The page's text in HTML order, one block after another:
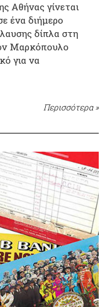
Αθήνας γίνεται
ένα διήμερο
δίπλα στη
Μαρκόπουλο
για να
Περισσότερα »